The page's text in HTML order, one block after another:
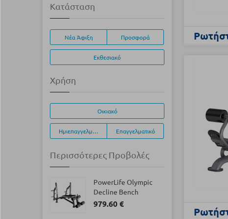
Κατάσταση
Νέα Άφιξη Προσφορά
Εκθεσιακό
Χρήση
Οικιακό
Ημιεπαγγελματικό Επαγγελματικό
Περισσότερες Προβολές
PowerLife Olympic
Decline Bench
979.60 €